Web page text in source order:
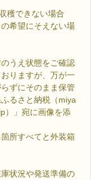
穫できない場合
希望にそえない場
うえ状態をご確認
りますが、万が一
ずにそのまま保管
るさと納税（miya
）」宛に画像を添
所すべてと外装箱
状況や発送準備の